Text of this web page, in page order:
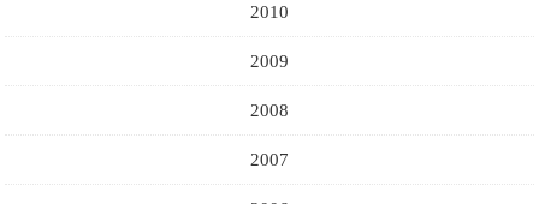
2010
2009
2008
2007